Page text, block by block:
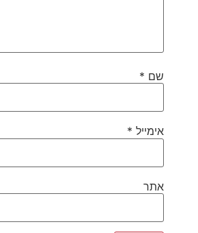
שם *
אימייל *
אתר